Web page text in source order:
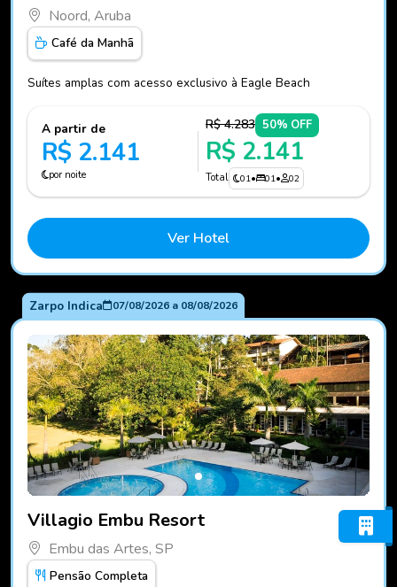
Noord, Aruba
Café da Manhã
Suítes amplas com acesso exclusivo à Eagle Beach
A partir de
R$ 2.141
por noite
R$ 4.283 50% OFF
R$ 2.141
Total 01• 01• 02
Ver Hotel
Zarpo Indica 07/08/2026a 08/08/2026
Villagio Embu Resort
Embu das Artes, SP
Pensão Completa